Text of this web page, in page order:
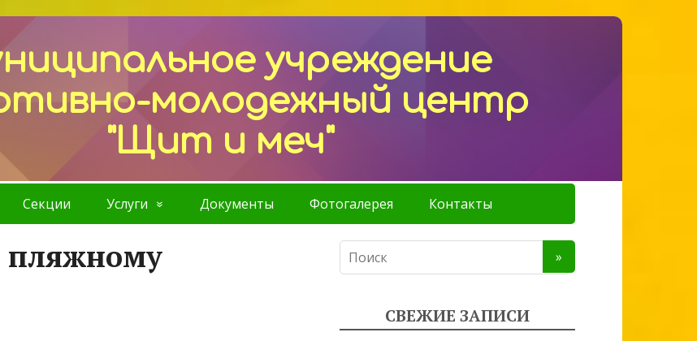
учреждение
молодежный центр
"Щит и меч"
Секции Услуги Документы Фотогалерея Контакты
пляжному
СВЕЖИЕ ЗАПИСИ